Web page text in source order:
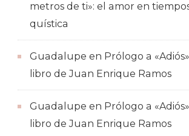
metros de ti»: el amor en
quística
Guadalupe en Prólogo a
libro de Juan Enrique Ramos
Guadalupe en Prólogo a
libro de Juan Enrique Ramos